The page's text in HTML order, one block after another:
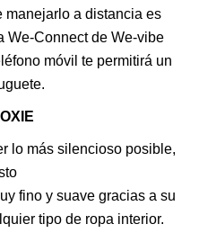
manejarlo a distancia es
We-Connect de We-vibe
móvil te permitirá un
lo más silencioso posible,
fino y suave gracias a su
tipo de ropa interior.